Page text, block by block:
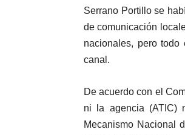
Serrano Portillo se
de comunicación
nacionales, pero
canal.
De acuerdo con el
ni la agencia (ATIC)
Mecanismo Nacional